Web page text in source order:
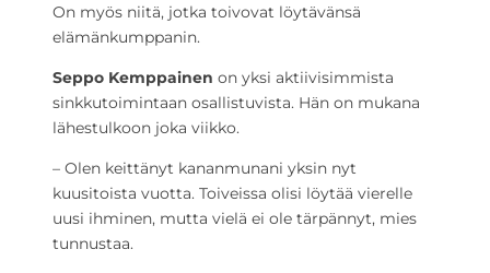
On myös niitä, jotka toivovat löytävänsä
elämänkumppanin.
Seppo Kemppainen on yksi aktiivisimmista
sinkkutoimintaan osallistuvista. Hän on mukana
lähestulkoon joka viikko.
– Olen keittänyt kananmunani yksin nyt
kuusitoista vuotta. Toiveissa olisi löytää vierelle
uusi ihminen, mutta vielä ei ole tärpännyt, mies
tunnustaa.